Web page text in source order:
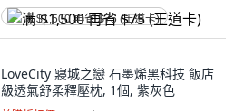
满 $1,500 再省 $75 (王道卡)
LoveCity 寢城之戀 石墨烯黑科技 飯店
級透氣舒柔釋壓枕, 1個, 紫灰色